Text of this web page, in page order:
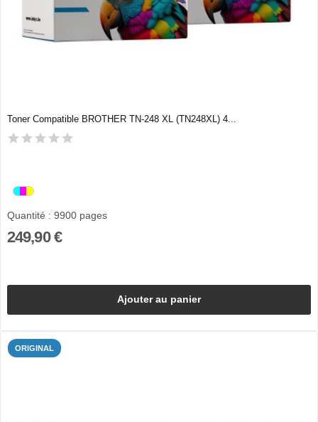
Toner Compatible BROTHER TN-248 XL (TN248XL) 4...
Quantité : 9900 pages
249,90 €
Ajouter au panier
ORIGINAL